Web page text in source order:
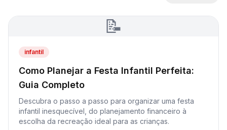
📝
infantil
Como Planejar a Festa Infantil Perfeita:
Guia Completo
Descubra o passo a passo para organizar uma festa
infantil inesquecível, do planejamento financeiro à
escolha da recreação ideal para as crianças.